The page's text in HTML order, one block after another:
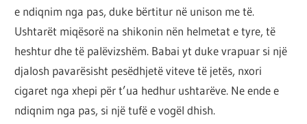
e ndiqnim nga pas, duke bërtitur në unison me të.
Ushtarët miqësorë na shikonin nën helmetat e tyre, të
heshtur dhe të palëvizshëm. Babai yt duke vrapuar si një
djalosh pavarësisht pesëdhjetë viteve të jetës, nxori
cigaret nga xhepi për t’ua hedhur ushtarëve. Ne ende e
ndiqnim nga pas, si një tufë e vogël dhish.